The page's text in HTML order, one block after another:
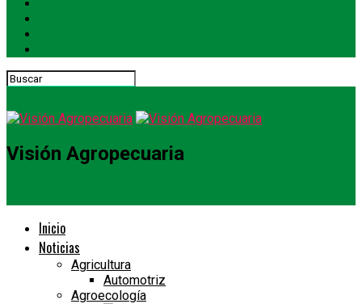
Visión Agropecuaria
Inicio
Noticias
Agricultura
Automotriz
Agroecología